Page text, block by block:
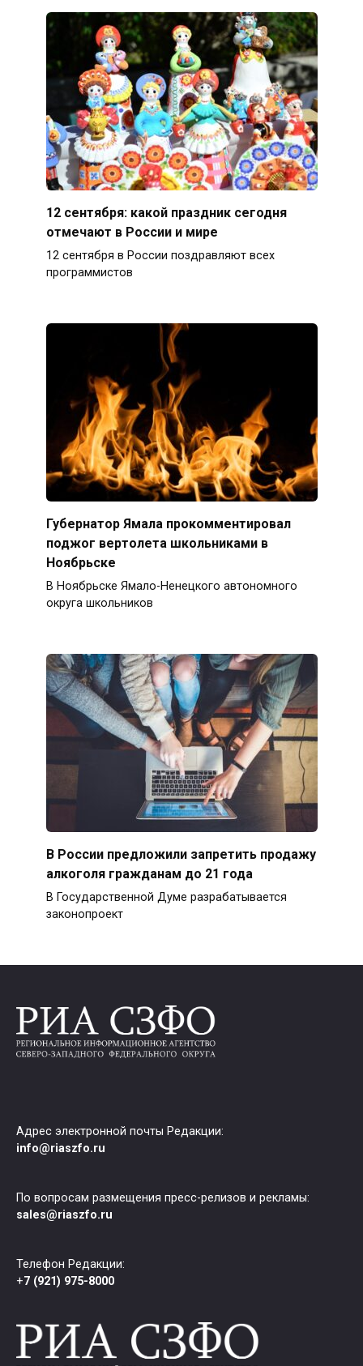
12 сентября: какой праздник сегодня
отмечают в России и мире
12 сентября в России поздравляют всех
программистов
Губернатор Ямала прокомментировал
поджог вертолета школьниками в
Ноябрьске
В Ноябрьске Ямало-Ненецкого автономного
округа школьников
В России предложили запретить продажу
алкоголя гражданам до 21 года
В Государственной Думе разрабатывается
законопроект
Адрес электронной почты Редакции:
info@riaszfo.ru
По вопросам размещения пресс-релизов и рекламы:
sales@riaszfo.ru
Телефон Редакции:
+7 (921) 975-8000